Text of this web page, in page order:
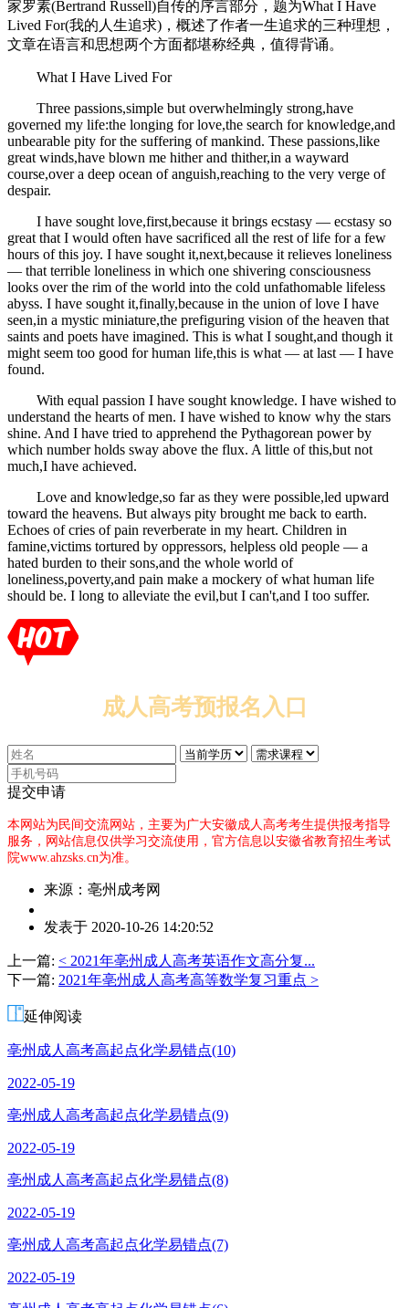
家罗素(Bertrand Russell)自传的序言部分，题为What I Have
Lived For(我的人生追求)，概述了作者一生追求的三种理想，
文章在语言和思想两个方面都堪称经典，值得背诵。
What I Have Lived For
Three passions,simple but overwhelmingly strong,have
governed my life:the longing for love,the search for knowledge,and
unbearable pity for the suffering of mankind. These passions,like
great winds,have blown me hither and thither,in a wayward
course,over a deep ocean of anguish,reaching to the very verge of
despair.
I have sought love,first,because it brings ecstasy ― ecstasy so
great that I would often have sacrificed all the rest of life for a few
hours of this joy. I have sought it,next,because it relieves loneliness
― that terrible loneliness in which one shivering consciousness
looks over the rim of the world into the cold unfathomable lifeless
abyss. I have sought it,finally,because in the union of love I have
seen,in a mystic miniature,the prefiguring vision of the heaven that
saints and poets have imagined. This is what I sought,and though it
might seem too good for human life,this is what ― at last ― I have
found.
With equal passion I have sought knowledge. I have wished to
understand the hearts of men. I have wished to know why the stars
shine. And I have tried to apprehend the Pythagorean power by
which number holds sway above the flux. A little of this,but not
much,I have achieved.
Love and knowledge,so far as they were possible,led upward
toward the heavens. But always pity brought me back to earth.
Echoes of cries of pain reverberate in my heart. Children in
famine,victims tortured by oppressors, helpless old people ― a
hated burden to their sons,and the whole world of
loneliness,poverty,and pain make a mockery of what human life
should be. I long to alleviate the evil,but I can't,and I too suffer.
成人高考预报名入口
提交申请
本网站为民间交流网站，主要为广大安徽成人高考考生提供报考指导
服务，网站信息仅供学习交流使用，官方信息以安徽省教育招生考试
院www.ahzsks.cn为准。
来源：亳州成考网
者：
老
师
发表于 2020-10-26 14:20:52
上一篇: < 2021年亳州成人高考英语作文高分复...
下一篇: 2021年亳州成人高考高等数学复习重点 >
延伸阅读
亳州成人高考高起点化学易错点(10)
2022-05-19
亳州成人高考高起点化学易错点(9)
2022-05-19
亳州成人高考高起点化学易错点(8)
2022-05-19
亳州成人高考高起点化学易错点(7)
2022-05-19